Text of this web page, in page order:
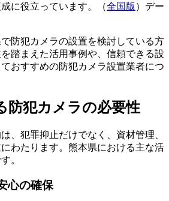
に役立っています。（全国版 ）デー
防犯カメラの設置を検討している方
踏まえた活用事例や、信頼できる設
おすすめの防犯カメラ設置業者につ
防犯カメラの必要性
、犯罪抑止だけでなく、資材管理、
わたります。熊本県における主な活
。
心の確保